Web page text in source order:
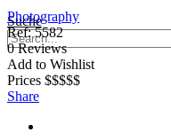
Suche
Photography
Ref: 5582
0Reviews
Add to Wishlist
Prices $$$$$
Share